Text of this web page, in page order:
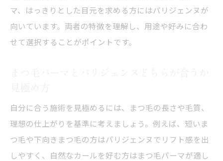
マ、はっきりとした目元を求める方にはパリジェンヌが
向いています。両者の特徴を理解し、用途や好みに合わ
せて選択することがポイントです。
自分に合う施術を見極めるには、まつ毛の長さや毛質、
理想の仕上がりを基準に考えましょう。例えば、短いま
つ毛や下向きまつ毛の方はパリジェンヌでリフト感を出
しやすく、自然なカールを好む方はまつ毛パーマが適し